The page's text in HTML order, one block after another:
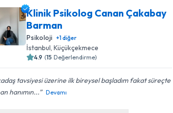
Klinik Psikolog Canan Çakabay
Barman
Psikoloji +1diğer
İstanbul, Küçükçekmece
4.9 (15 Değerlendirme)
tavsiyesi üzerine ilk bireysel başladım fakat süreçte
hanımın...
Devamı